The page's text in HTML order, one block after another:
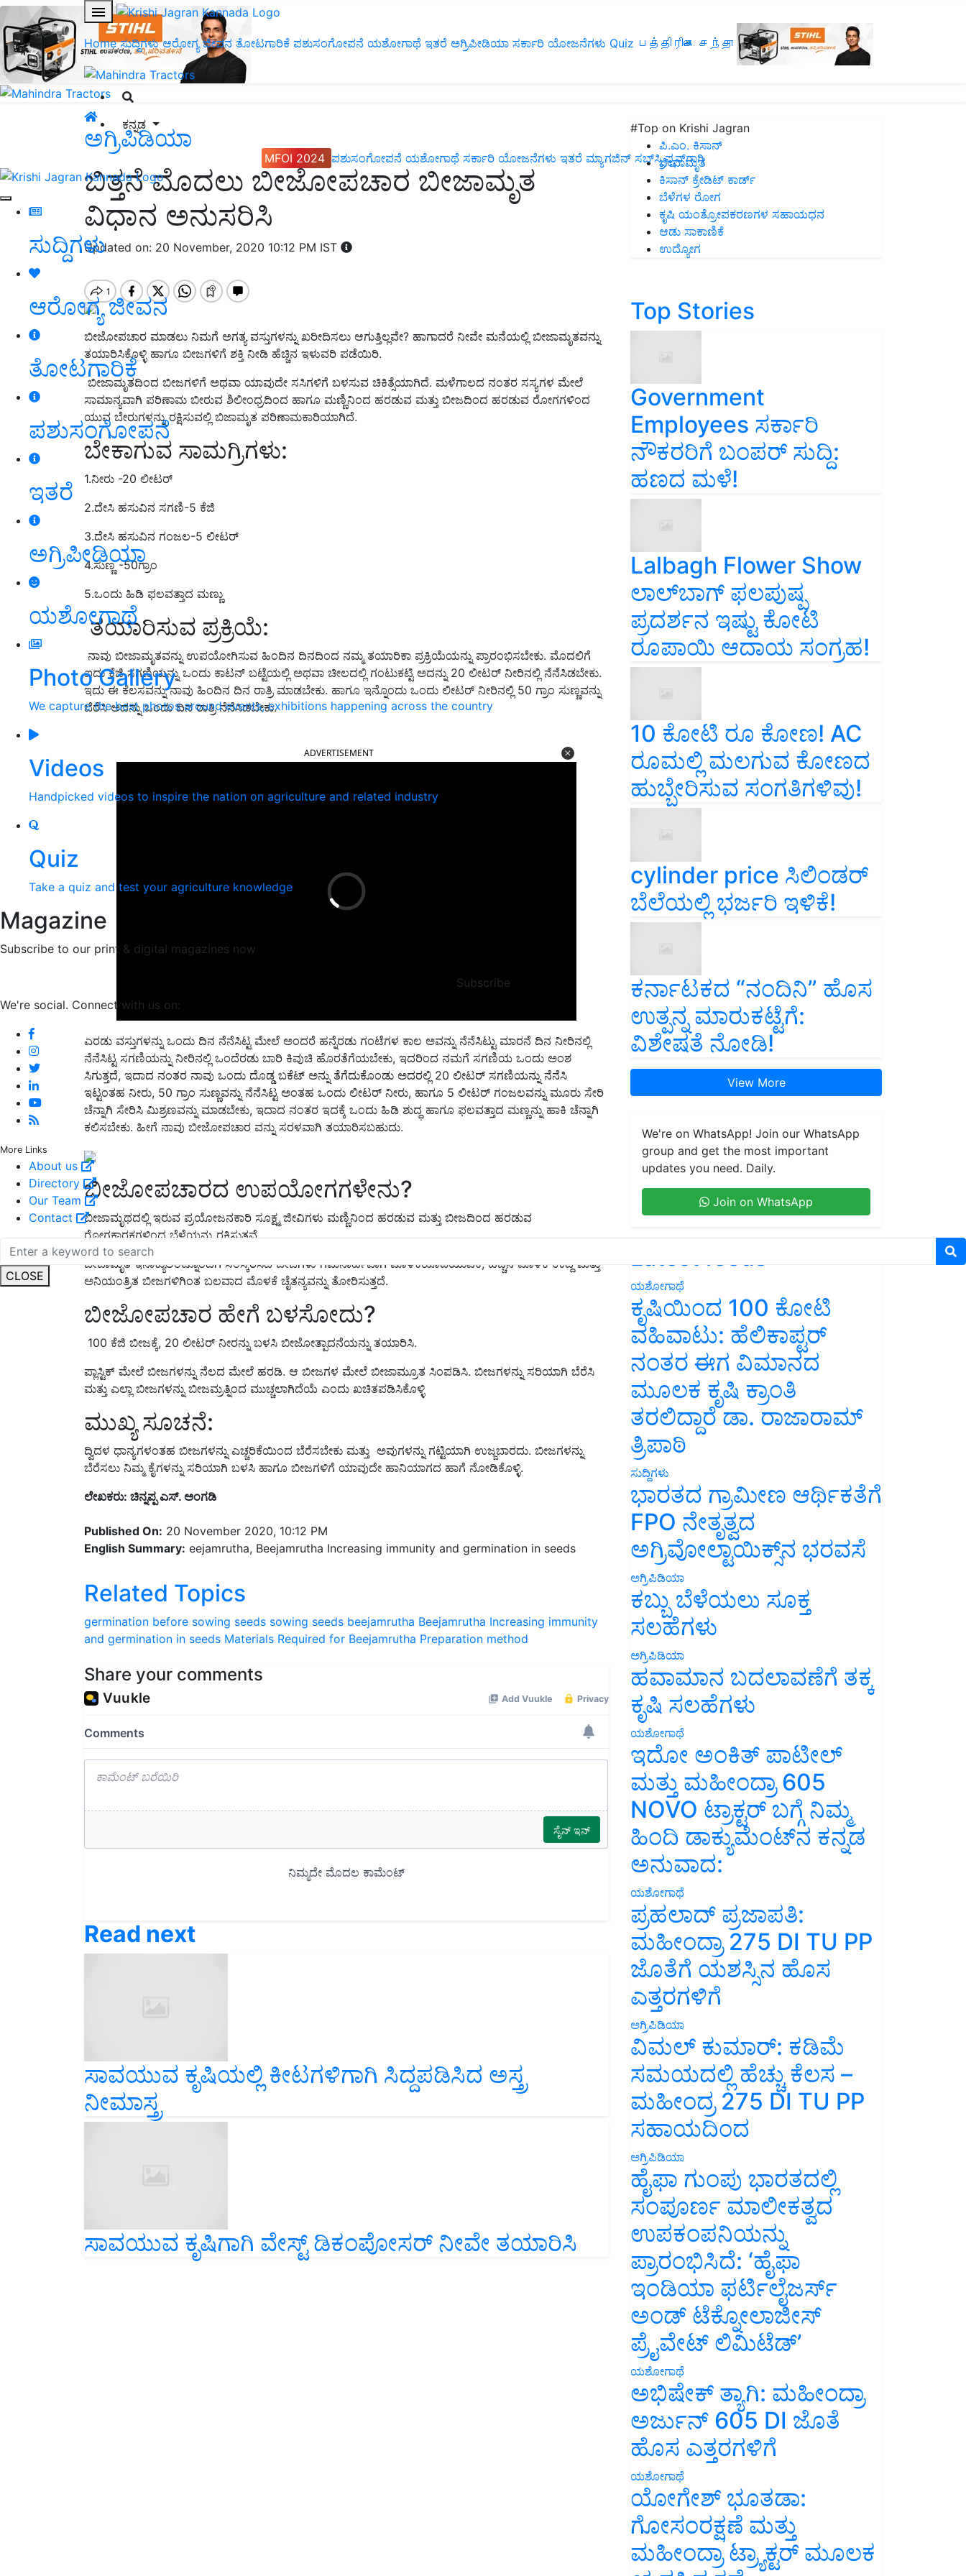
Home ಸುದ್ದಿಗಳು ಆರೋಗ್ಯ ಜೀವನ ತೋಟಗಾರಿಕೆ ಪಶುಸಂಗೋಪನೆ ಯಶೋಗಾಥೆ ಇತರೆ ಅಗ್ರಿಪೀಡಿಯಾ ಸರ್ಕಾರಿ ಯೋಜನೆಗಳು Quiz பத்திரிகை சந்தா
ಕನ್ನಡ
MFOI 2024 ಪಶುಸಂಗೋಪನೆ ಯಶೋಗಾಥೆ ಸರ್ಕಾರಿ ಯೋಜನೆಗಳು ಇತರೆ ಮ್ಯಾಗಜಿನ್‌ ಸಬ್‌ಸ್ಕ್ರಿಪ್ಷನ್‌ಗಾಗಿ
ಸುದ್ದಿಗಳು
ಆರೋಗ್ಯ ಜೀವನ
ತೋಟಗಾರಿಕೆ
ಪಶುಸಂಗೋಪನೆ
ಇತರೆ
ಅಗ್ರಿಪೀಡಿಯಾ
ಯಶೋಗಾಥೆ
Photo Gallery
We capture the best photos around events, exhibitions happening across the country
Videos
Handpicked videos to inspire the nation on agriculture and related industry
Quiz
Take a quiz and test your agriculture knowledge
Magazine
Subscribe to our print & digital magazines now
Subscribe
We're social. Connect with us on:
More Links
About us
Directory
Our Team
Contact
CLOSE
ಅಗ್ರಿಪಿಡಿಯಾ
ಬಿತ್ತನೆ ಮೊದಲು ಬೀಜೋಪಚಾರ ಬೀಜಾಮೃತ
ವಿಧಾನ ಅನುಸರಿಸಿ
Updated on: 20 November, 2020 10:12 PM IST
ಬೀಜೋಪಚಾರ ಮಾಡಲು ನಿಮಗೆ ಅಗತ್ಯ ವಸ್ತುಗಳನ್ನು ಖರೀದಿಸಲು ಆಗುತ್ತಿಲ್ಲವೇ? ಹಾಗಾದರೆ ನೀವೇ ಮನೆಯಲ್ಲಿ ಬೀಜಾಮೃತವನ್ನು
ತಯಾರಿಸಿಕೊಳ್ಳಿ ಹಾಗೂ ಬೀಜಗಳಿಗೆ ಶಕ್ತಿ ನೀಡಿ ಹೆಚ್ಚಿನ ಇಳುವರಿ ಪಡೆಯಿರಿ.
ಬೀಜಾಮೃತದಿಂದ ಬೀಜಗಳಿಗೆ ಅಥವಾ ಯಾವುದೇ ಸಸಿಗಳಿಗೆ ಬಳಸುವ ಚಿಕಿತ್ಸೆಯಾಗಿದೆ. ಮಳೆಗಾಲದ ನಂತರ ಸಸ್ಯಗಳ ಮೇಲೆ
ಸಾಮಾನ್ಯವಾಗಿ ಪರಿಣಾಮ ಬೀರುವ ಶಿಲೀಂಧ್ರದಿಂದ ಹಾಗೂ ಮಣ್ಣಿನಿಂದ ಹರಡುವ ಮತ್ತು ಬೀಜದಿಂದ ಹರಡುವ ರೋಗಗಳಿಂದ
ಯುವ ಬೇರುಗಳನ್ನು ರಕ್ಷಿಸುವಲ್ಲಿ ಬಿಜಾಮೃತ ಪರಿಣಾಮಕಾರಿಯಾಗಿದೆ.
ಬೇಕಾಗುವ ಸಾಮಗ್ರಿಗಳು:
1.ನೀರು -20 ಲೀಟರ್
2.ದೇಸಿ ಹಸುವಿನ ಸಗಣಿ-5 ಕೆಜಿ
3.ದೇಸಿ ಹಸುವಿನ ಗಂಜಲ-5 ಲೀಟರ್
4.ಸುಣ್ಣ -50ಗ್ರಾಂ
5.ಒಂದು ಹಿಡಿ ಫಲವತ್ತಾದ ಮಣ್ಣು
ತಯಾರಿಸುವ ಪ್ರಕ್ರಿಯೆ:
ನಾವು ಬೀಜಾಮೃತವನ್ನು ಉಪಯೋಗಿಸುವ ಹಿಂದಿನ ದಿನದಿಂದ ನಮ್ಮ ತಯಾರಿಕಾ ಪ್ರಕ್ರಿಯೆಯನ್ನು ಪ್ರಾರಂಭಿಸಬೇಕು. ಮೊದಲಿಗೆ
ಐದು ಕೆಜಿ ಸಗಣಿಯನ್ನು ಒಂದು ಕಾಟನ್ ಬಟ್ಟೆಯಲ್ಲಿ ಅಥವಾ ಚೀಲದಲ್ಲಿ ಗಂಟುಕಟ್ಟಿ ಅದನ್ನು 20 ಲೀಟರ್ ನೀರಿನಲ್ಲಿ ನೆನೆಸಿಡಬೇಕು.
ಇದು ಈ ಕೆಲಸವನ್ನು ನಾವು ಹಿಂದಿನ ದಿನ ರಾತ್ರಿ ಮಾಡಬೇಕು. ಹಾಗೂ ಇನ್ನೊಂದು ಒಂದು ಲೀಟರ್ ನೀರಿನಲ್ಲಿ 50 ಗ್ರಾಂ ಸುಣ್ಣವನ್ನು
ಬೆರೆಸಿ ಅದನ್ನು ಒಂದು ದಿನ ರಾತ್ರಿ ನೆನೆಸಿಡಬೇಕು.
ಎರಡು ವಸ್ತುಗಳನ್ನು ಒಂದು ದಿನ ನೆನೆಸಿಟ್ಟ ಮೇಲೆ ಅಂದರೆ ಹನ್ನೆರಡು ಗಂಟೆಗಳ ಕಾಲ ಅವನ್ನು ನೆನೆಸಿಟ್ಟು ಮಾರನೆ ದಿನ ನೀರಿನಲ್ಲಿ
ನೆನೆಸಿಟ್ಟ ಸಗಣಿಯನ್ನು ನೀರಿನಲ್ಲಿ ಒಂದೆರಡು ಬಾರಿ ಕಿವುಚಿ ಹೊರತೆಗೆಯಬೇಕು, ಇದರಿಂದ ನಮಗೆ ಸಗಣಿಯ ಒಂದು ಅಂಶ
ಸಿಗುತ್ತದೆ, ಇದಾದ ನಂತರ ನಾವು ಒಂದು ದೊಡ್ಡ ಬಕೆಟ್ ಅನ್ನು ತೆಗೆದುಕೊಂಡು ಅದರಲ್ಲಿ 20 ಲೀಟರ್ ಸಗಣಿಯನ್ನು ನೆನೆಸಿ
ಇಟ್ಟಂತಹ ನೀರು, 50 ಗ್ರಾಂ ಸುಣ್ಣವನ್ನು ನೆನೆಸಿಟ್ಟ ಅಂತಹ ಒಂದು ಲೀಟರ್ ನೀರು, ಹಾಗೂ 5 ಲೀಟರ್ ಗಂಜಲವನ್ನು ಮೂರು ಸೇರಿ
ಚೆನ್ನಾಗಿ ಸೇರಿಸಿ ಮಿಶ್ರಣವನ್ನು ಮಾಡಬೇಕು, ಇದಾದ ನಂತರ ಇದಕ್ಕೆ ಒಂದು ಹಿಡಿ ಶುದ್ಧ ಹಾಗೂ ಫಲವತ್ತಾದ ಮಣ್ಣನ್ನು ಹಾಕಿ ಚೆನ್ನಾಗಿ
ಕಲಿಸಬೇಕು. ಹೀಗೆ ನಾವು ಬೀಜೋಪಚಾರ ವನ್ನು ಸರಳವಾಗಿ ತಯಾರಿಸಬಹುದು.
ಬೀಜೋಪಚಾರದ ಉಪಯೋಗಗಳೇನು?
ಬೀಜಾಮೃಥದಲ್ಲಿ ಇರುವ ಪ್ರಯೋಜನಕಾರಿ ಸೂಕ್ಷ್ಮ ಜೀವಿಗಳು ಮಣ್ಣಿನಿಂದ ಹರಡುವ ಮತ್ತು ಬೀಜದಿಂದ ಹರಡುವ
ರೋಗಕಾರಕಗಳಿಂದ ಬೆಳೆಯನ್ನು ರಕ್ಷಿಸುತ್ತವೆ.
ಬೀಜಾಮೃತ ಇನಾಕ್ಯುಲಂಟ್ನೊಂದಿಗೆ ಸಂಸ್ಕರಿಸಿದ ಬೀಜಗಳು ಗಮನಾರ್ಹವಾಗಿ ಮೊಳಕೆಯೊಡೆಯುವಿಕೆ, ಹೆಚ್ಚಿನ ಮೊಳಕೆ ಉದ್ದ ಮತ್ತು
ಅನಿಯಂತ್ರಿತ ಬೀಜಗಳಿಗಿಂತ ಬಲವಾದ ಮೊಳಕೆ ಚೈತನ್ಯವನ್ನು ತೋರಿಸುತ್ತದೆ.
ಬೀಜೋಪಚಾರ ಹೇಗೆ ಬಳಸೋದು?
100 ಕೆಜಿ ಬೀಜಕ್ಕೆ, 20 ಲೀಟರ್ ನೀರನ್ನು ಬಳಸಿ ಬೀಜೋತ್ಪಾದನೆಯನ್ನು ತಯಾರಿಸಿ.
ಪ್ಲಾಸ್ಟಿಕ್ ಮೇಲೆ ಬೀಜಗಳನ್ನು ನೆಲದ ಮೇಲೆ ಹರಡಿ. ಆ ಬೀಜಗಳ ಮೇಲೆ ಬೀಜಾಮ್ರೂತ ಸಿಂಪಡಿಸಿ. ಬೀಜಗಳನ್ನು ಸರಿಯಾಗಿ ಬೆರೆಸಿ
ಮತ್ತು ಎಲ್ಲಾ ಬೀಜಗಳನ್ನು ಬೀಜಮ್ರತ್ನಿಂದ ಮುಚ್ಚಲಾಗಿದೆಯೆ ಎಂದು ಖಚಿತಪಡಿಸಿಕೊಳ್ಳಿ
ಮುಖ್ಯ ಸೂಚನೆ:
ದ್ವಿದಳ ಧಾನ್ಯಗಳಂತಹ ಬೀಜಗಳನ್ನು ಎಚ್ಚರಿಕೆಯಿಂದ ಬೆರೆಸಬೇಕು ಮತ್ತು ಅವುಗಳನ್ನು ಗಟ್ಟಿಯಾಗಿ ಉಜ್ಜಬಾರದು. ಬೀಜಗಳನ್ನು
ಬೆರೆಸಲು ನಿಮ್ಮ ಕೈಗಳನ್ನು ಸರಿಯಾಗಿ ಬಳಸಿ ಹಾಗೂ ಬೀಜಗಳಿಗೆ ಯಾವುದೇ ಹಾನಿಯಾಗದ ಹಾಗೆ ನೋಡಿಕೊಳ್ಳಿ.
ಲೇಖಕರು: ಚಿನ್ನಪ್ಪ ಎಸ್. ಅಂಗಡಿ
English Summary:eejamrutha, Beejamrutha Increasing immunity and germination in seeds
germination before sowing seeds
and germination in seeds Materials Required for Beejamrutha Preparation method
ಸಾವಯುವ ಕೃಷಿಯಲ್ಲಿ ಕೀಟಗಳಿಗಾಗಿ ಸಿದ್ದಪಡಿಸಿದ ಅಸ್ತ್ರ
ನೀಮಾಸ್ತ್ರ
ಸಾವಯುವ ಕೃಷಿಗಾಗಿ ವೇಸ್ಟ್ ಡಿಕಂಪೋಸರ್ ನೀವೇ ತಯಾರಿಸಿ
#Top on Krishi Jagran
ಪಿ.ಎಂ. ಕಿಸಾನ್
ಜೀವಾಮೃತ
ಕಿಸಾನ್ ಕ್ರೇಡಿಟ್ ಕಾರ್ಡ್
ಬೆಳೆಗಳ ರೋಗ
ಕೃಷಿ ಯಂತ್ರೋಪಕರಣಗಳ ಸಹಾಯಧನ
ಆಡು ಸಾಕಾಣಿಕೆ
ಉದ್ಯೋಗ
Top Stories
Government
Employees ಸರ್ಕಾರಿ
ನೌಕರರಿಗೆ ಬಂಪರ್‌ ಸುದ್ದಿ:
ಹಣದ ಮಳೆ!
Lalbagh Flower Show
ಲಾಲ್‌ಬಾಗ್ ಫಲಪುಷ್ಪ
ಪ್ರದರ್ಶನ ಇಷ್ಟು ಕೋಟಿ
ರೂಪಾಯಿ ಆದಾಯ ಸಂಗ್ರಹ!
10 ಕೋಟಿ ರೂ ಕೋಣ! AC
ರೂಮಲ್ಲಿ ಮಲಗುವ ಕೋಣದ
ಹುಬ್ಬೇರಿಸುವ ಸಂಗತಿಗಳಿವು!
cylinder price ಸಿಲಿಂಡರ್‌
ಬೆಲೆಯಲ್ಲಿ ಭರ್ಜರಿ ಇಳಿಕೆ!
ಕರ್ನಾಟಕದ “ನಂದಿನಿ” ಹೊಸ
ಉತ್ಪನ್ನ ಮಾರುಕಟ್ಟೆಗೆ:
ವಿಶೇಷತೆ ನೋಡಿ!
View More
We're on WhatsApp! Join our WhatsApp
group and get the most important
updates you need. Daily.
Join on WhatsApp
Latest feeds
ಯಶೋಗಾಥೆ
ಕೃಷಿಯಿಂದ 100 ಕೋಟಿ
ವಹಿವಾಟು: ಹೆಲಿಕಾಪ್ಟರ್
ನಂತರ ಈಗ ವಿಮಾನದ
ಮೂಲಕ ಕೃಷಿ ಕ್ರಾಂತಿ
ತರಲಿದ್ದಾರೆ ಡಾ. ರಾಜಾರಾಮ್
ತ್ರಿಪಾಠಿ
ಸುದ್ದಿಗಳು
ಭಾರತದ ಗ್ರಾಮೀಣ ಆರ್ಥಿಕತೆಗೆ
FPO ನೇತೃತ್ವದ
ಅಗ್ರಿವೋಲ್ಟಾಯಿಕ್ಸ್‌ನ ಭರವಸೆ
ಅಗ್ರಿಪಿಡಿಯಾ
ಕಬ್ಬು ಬೆಳೆಯಲು ಸೂಕ್ತ
ಸಲಹೆಗಳು
ಅಗ್ರಿಪಿಡಿಯಾ
ಹವಾಮಾನ ಬದಲಾವಣೆಗೆ ತಕ್ಕ
ಕೃಷಿ ಸಲಹೆಗಳು
ಯಶೋಗಾಥೆ
ಇದೋ ಅಂಕಿತ್ ಪಾಟೀಲ್
ಮತ್ತು ಮಹೀಂದ್ರಾ 605
NOVO ಟ್ರಾಕ್ಟರ್ ಬಗ್ಗೆ ನಿಮ್ಮ
ಹಿಂದಿ ಡಾಕ್ಯುಮೆಂಟ್‌ನ ಕನ್ನಡ
ಅನುವಾದ:
ಯಶೋಗಾಥೆ
ಪ್ರಹಲಾದ್ ಪ್ರಜಾಪತಿ:
ಮಹೀಂದ್ರಾ 275 DI TU PP
ಜೊತೆಗೆ ಯಶಸ್ಸಿನ ಹೊಸ
ಎತ್ತರಗಳಿಗೆ
ಅಗ್ರಿಪಿಡಿಯಾ
ವಿಮಲ್ ಕುಮಾರ್: ಕಡಿಮೆ
ಸಮಯದಲ್ಲಿ ಹೆಚ್ಚು ಕೆಲಸ –
ಮಹೀಂದ್ರ 275 DI TU PP
ಸಹಾಯದಿಂದ
ಅಗ್ರಿಪಿಡಿಯಾ
ಹೈಫಾ ಗುಂಪು ಭಾರತದಲ್ಲಿ
ಸಂಪೂರ್ಣ ಮಾಲೀಕತ್ವದ
ಉಪಕಂಪನಿಯನ್ನು
ಪ್ರಾರಂಭಿಸಿದೆ: ‘ಹೈಫಾ
ಇಂಡಿಯಾ ಫರ್ಟಿಲೈಜರ್ಸ್
ಅಂಡ್ ಟೆಕ್ನೋಲಾಜೀಸ್
ಪ್ರೈವೇಟ್ ಲಿಮಿಟೆಡ್’
ಯಶೋಗಾಥೆ
ಅಭಿಷೇಕ್ ತ್ಯಾಗಿ: ಮಹೀಂದ್ರಾ
ಅರ್ಜುನ್ 605 DI ಜೊತೆ
ಹೊಸ ಎತ್ತರಗಳಿಗೆ
ಯಶೋಗಾಥೆ
ಯೋಗೇಶ್ ಭೂತಡಾ:
ಗೋಸಂರಕ್ಷಣೆ ಮತ್ತು
ಮಹೀಂದ್ರಾ ಟ್ರ್ಯಾಕ್ಟರ್ ಮೂಲಕ